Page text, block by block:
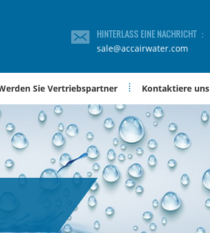
HINTERLASS EINE NACHRICHT ：
sale@accairwater.com
Sie Vertriebspartner Kontaktiere uns